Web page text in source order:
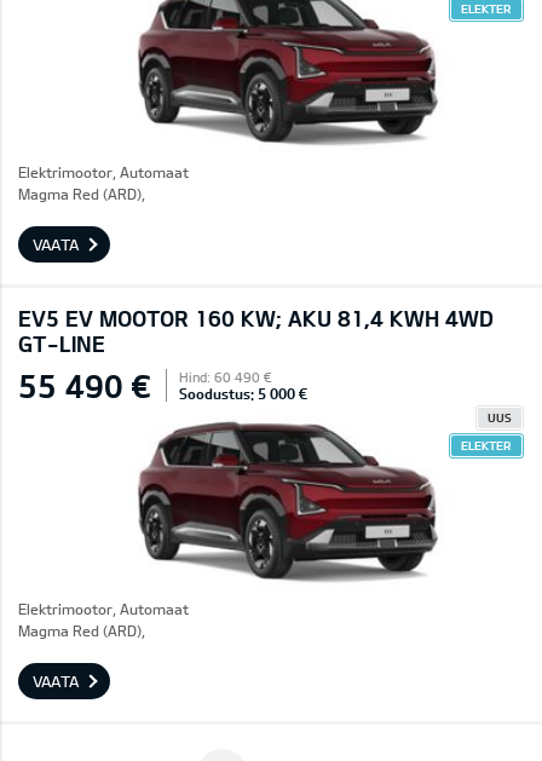
ELEKTER
Elektrimootor, Automaat
Magma Red (ARD),
VAATA
EV5 EV MOOTOR 160 KW; AKU 81,4 KWH 4WD
GT-LINE
55 490 € Hind: 60 490 €
Soodustus: 5 000 €
UUS
ELEKTER
Elektrimootor, Automaat
Magma Red (ARD),
VAATA